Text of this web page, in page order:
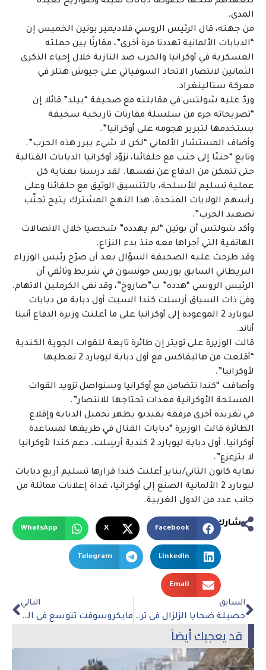
المدى.
من جهته، قال الرئيس الروسي فلاديمير بوتين الخميس إن
“الدبابات الألمانية تهددنا مرة أخرى”، مقارنًا بين حملته
العسكرية في أوكرانيا والحرب ضد النازية خلال إحياء الذكرى
الثمانين لانتصار الاتحاد السوفياتي على جيوش هتلر في
معركة ستالينغراد.
وردّ عليه شولتس في مقابلته مع صحيفة “بيلد” قائلا إن
“تصريحاته جزء من سلسلة مقارنات تاريخية سخيفة
يستخدمها لتبرير هجومه على أوكرانيا”.
وأضاف المستشار الألماني “لكن لا شيء يبرر هذه الحرب”.
وتابع “جنبًا إلى جنب مع حلفائنا، نزوّد أوكرانيا الدبابات القتالية
حتى تتمكن من الدفاع عن نفسها. لقد درسنا بعناية كل
عملية تسليم للأسلحة، بالتنسيق الوثيق مع حلفائنا وعلى
رأسهم الولايات المتحدة. هذا النهج المشترك يتيح تجنّب
تصعيد الحرب”.
وأكد شولتس أن بوتين “لم يهدده” شخصيا خلال الاتصالات
الهاتفية التي أجراها معه منذ بدء النزاع.
وقد طرحت عليه الصحيفة السؤال بعد أن صرّح رئيس الوزراء
البريطاني السابق بوريس جونسون في شريط وثائقي أن
الرئيس الروسي “هدده” ب”صاروخ”، وقد نفى الكرملين الاتهام.
وفي ذات السياق أرسلت كندا السبت أول دبابة من دبابات
ليوبارد 2 الموعودة إلى أوكرانيا على ما أعلنت وزيرة الدفاع أنيتا
أناند.
قالت الوزيرة على تويتر إن طائرة تابعة للقوات الجوية الكندية
“أقلعت من هاليفاكس مع أول دبابة ليوبارد 2 نعطيها
لأوكرانيا”.
وأضافت “كندا تتضامن مع أوكرانيا وسنواصل تزويد القوات
المسلحة الأوكرانية معدات تحتاجها للانتصار”.
في تغريدة أخرى مرفقة بفيديو يظهر تحميل الدبابة وإقلاع
الطائرة قالت الوزيرة “دبابات القتال في طريقها لمساعدة
أوكرانيا. أول دبابة ليوبارد 2 كندية أرسِلت. دعم كندا لأوكرانيا
لا يتزعزع”.
نهاية كانون الثاني/يناير أعلنت كندا قرارها تسليم أربع دبابات
ليوبارد 2 الألمانية الصنع إلى أوكرانيا، غداة إعلانات مماثلة من
جانب عدد من الدول الغربية.
شارك
Facebook
X
WhatsApp
LinkedIn
Telegram
Email
السابق
حصيلة ضحايا الزلزال فى تركيا وسوريا إلى أكثر من 2670 قتيل
التالي
مايكروسوفت تتوسع فى الذكاء الاصطناعي وتتيح Teams Premium على نطاق واسع
قد يعجبك أيضاً